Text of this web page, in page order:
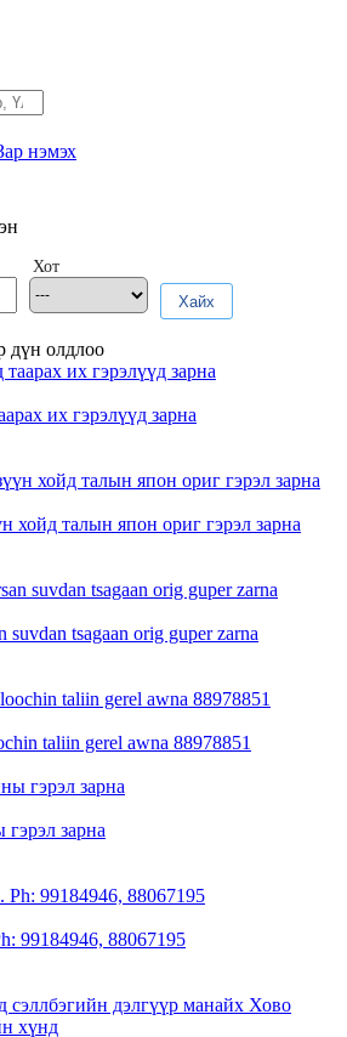
нэмэх
Хот
Хайх
дүн олдлоо
их гэрэлүүд зарна
хойд талын япон ориг гэрэл зарна
suvdan tsagaan orig guper zarna
taliin gerel awna 88978851
зарна
99184946, 88067195